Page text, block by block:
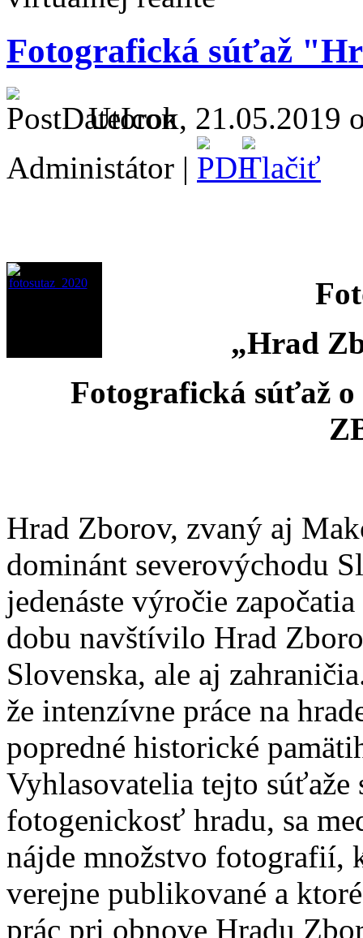
Fotografická súťaž
Utorok, 21.05.2019
Administátor |
„Hrad
Fotografická súťaž
Hrad Zborov, zvaný aj
dominánt severovýchodu
jedenáste výročie
dobu navštívilo Hrad
Slovenska, ale aj
že intenzívne práce na
popredné historické
Vyhlasovatelia tejto súťaže
fotogenickosť hradu, sa
nájde množstvo fotografií,
verejne publikované a
prác pri obnove Hradu